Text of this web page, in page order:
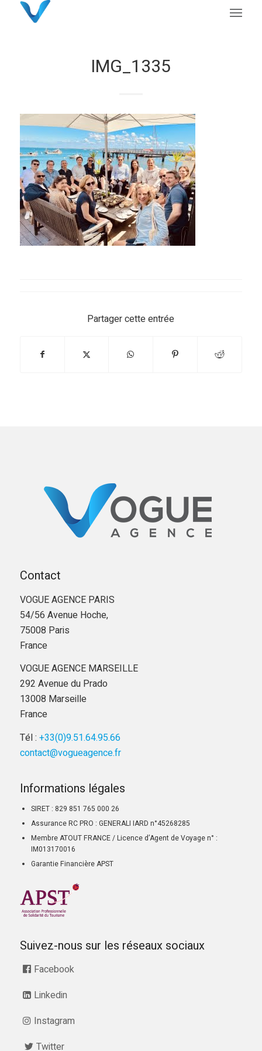
IMG_1335
Partager cette entrée
Contact
VOGUE AGENCE PARIS
54/56 Avenue Hoche,
75008 Paris
France
VOGUE AGENCE MARSEILLE
292 Avenue du Prado
13008 Marseille
France
Tél : +33(0)9.51.64.95.66
contact@vogueagence.fr
Informations légales
SIRET : 829 851 765 000 26
Assurance RC PRO : GENERALI IARD n°45268285
Membre ATOUT FRANCE / Licence d’Agent de Voyage n° :
IM013170016
Garantie Financière APST
Suivez-nous sur les réseaux sociaux
Facebook
Linkedin
Instagram
Twitter